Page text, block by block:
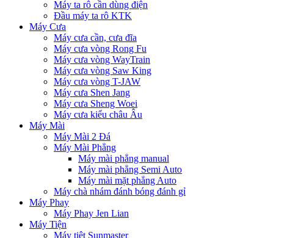
Máy ta rô cần dùng điện
Đầu máy ta rô KTK
Máy Cưa
Máy cưa cần, cưa đĩa
Máy cưa vòng Rong Fu
Máy cưa vòng WayTrain
Máy cưa vòng Saw King
Máy cưa vòng T-JAW
Máy cưa Shen Jang
Máy cưa Sheng Woei
Máy cưa kiểu châu Âu
Máy Mài
Máy Mài 2 Đá
Máy Mài Phẳng
Máy mài phẳng manual
Máy mài phẳng Semi Auto
Máy mài mặt phẳng Auto
Máy chà nhám đánh bóng đánh gỉ
Máy Phay
Máy Phay Jen Lian
Máy Tiện
Máy tiệt Sunmaster